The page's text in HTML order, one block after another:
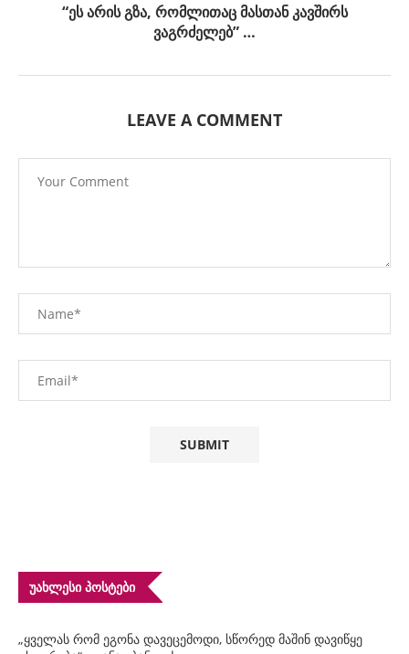
“ეს არის გზა, რომლითაც მასთან კავშირს
ვაგრძელებ” …
LEAVE A COMMENT
ᲣᲐᲮᲚᲔᲡᲘ ᲞᲝᲡᲢᲔᲑᲘ
„ყველას რომ ეგონა დავეცემოდი, სწორედ მაშინ დავიწყე